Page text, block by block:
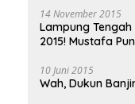
14 November 2015
Lampung
2015! Mustafa
10 Juni 2015
Wah, Dukun